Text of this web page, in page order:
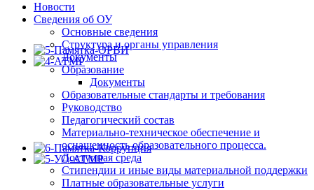
Новости
Сведения об ОУ
Основные сведения
Структура и органы управления
Документы
Образование
Документы
Образовательные стандарты и требования
Руководство
Педагогический состав
Материально-техническое обеспечение и
оснащенность образовательного процесса.
Доступная среда
Стипендии и иные виды материальной поддержки
Платные образовательные услуги